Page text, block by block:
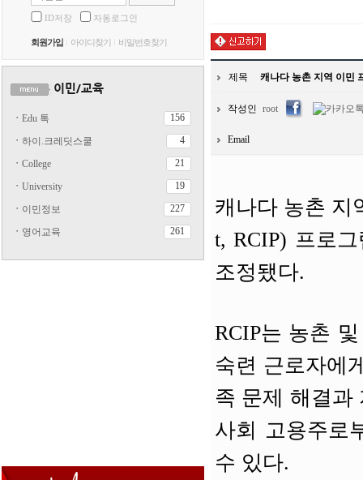
ID저장 자동로그인
회원가입 아이디찾기 비밀번호찾기
ㆍ Edu 톡 156
ㆍ 하이.크레딧스쿨 4
ㆍ College 21
ㆍ University 19
ㆍ 이민정보 227
ㆍ 영어교육 261
제목 캐나다 농촌 지역 이민
작성인 root
Email
캐나다 농촌 지
t, RCIP) 프로
조정됐다.
RCIP는 농촌
숙련 근로자에
족 문제 해결과
사회 고용주로
수 있다.